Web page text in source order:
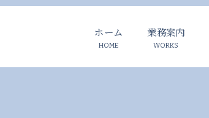
ホーム 業務案内